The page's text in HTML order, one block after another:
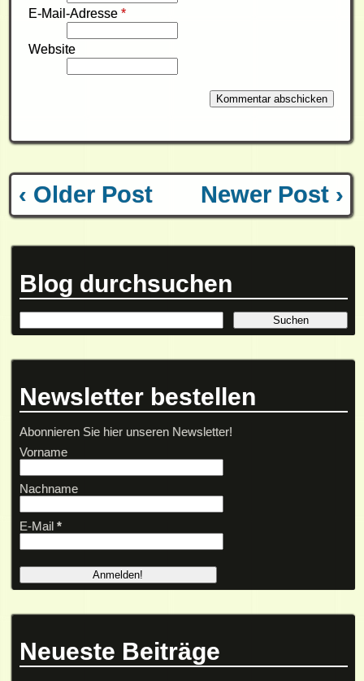
E-Mail-Adresse *
Website
‹ Older Post Newer Post ›
Blog durchsuchen
Newsletter bestellen
Abonnieren Sie hier unseren Newsletter!
Vorname
Nachname
E-Mail *
Neueste Beiträge